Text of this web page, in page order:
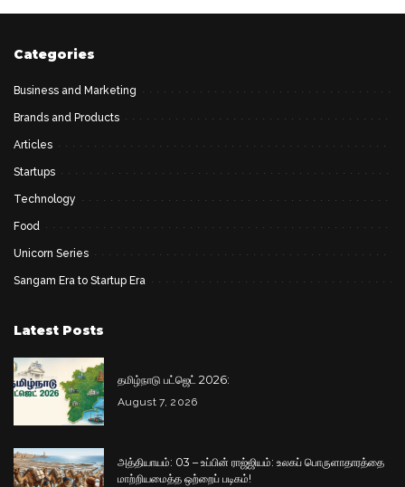
Categories
Business and Marketing
Brands and Products
Articles
Startups
Technology
Food
Unicorn Series
Sangam Era to Startup Era
Latest Posts
தமிழ்நாடு பட்ஜெட் 2026:
August 7, 2026
அத்தியாயம்: 03 – உப்பின் ராஜ்ஜியம்: உலகப் பொருளாதாரத்தை
மாற்றியமைத்த ஒற்றைப் படிகம்!